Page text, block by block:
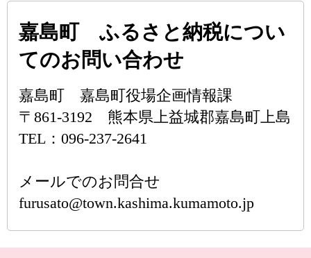
嘉島町 ふるさと納税につい
てのお問い合わせ
嘉島町 嘉島町役場企画情報課
〒861-3192 熊本県上益城郡嘉島町上島
TEL：096-237-2641
メールでのお問合せ
furusato@town.kashima.kumamoto.jp